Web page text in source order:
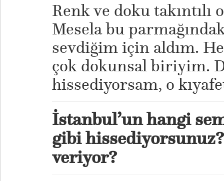
Renk ve doku
Mesela bu
sevdiğim için aldım.
çok dokunsal biriyim.
hissediyorsam, o
İstanbul’un hangi
gibi
veriyor?